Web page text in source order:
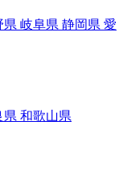
県 岐阜県 静岡県 愛
県 和歌山県